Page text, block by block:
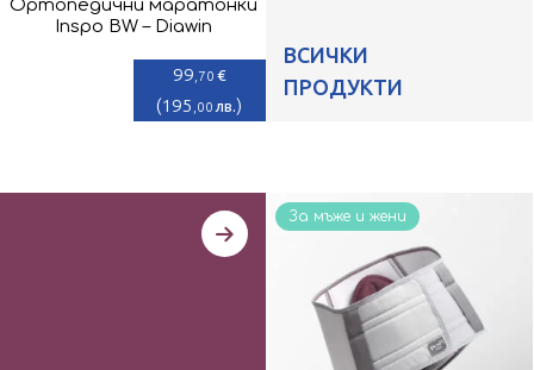
Ортопедични маратонки
Inspo BW – Diawin
99 ,70 €
(195 ,00 лв.)
ВСИЧКИ
ПРОДУКТИ
За мъже и жени